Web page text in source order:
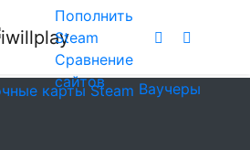
Пополнить
Steam
Сравнение
сайтов
Ваучеры